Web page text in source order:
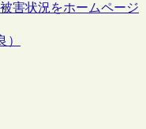
害状況をホームページ